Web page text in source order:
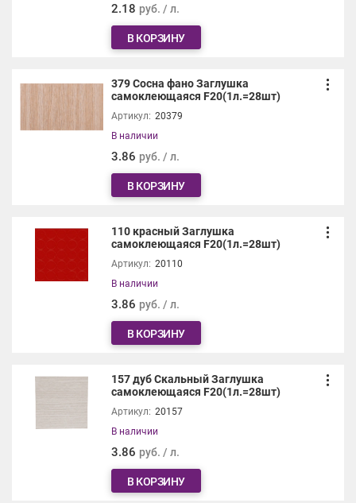
2.18 руб. / л.
В КОРЗИНУ
379 Сосна фано Заглушка
самоклеющаяся F20(1л.=28шт)
Артикул: 20379
В наличии
3.86 руб. / л.
В КОРЗИНУ
110 красный Заглушка
самоклеющаяся F20(1л.=28шт)
Артикул: 20110
В наличии
3.86 руб. / л.
В КОРЗИНУ
157 дуб Скальный Заглушка
самоклеющаяся F20(1л.=28шт)
Артикул: 20157
В наличии
3.86 руб. / л.
В КОРЗИНУ